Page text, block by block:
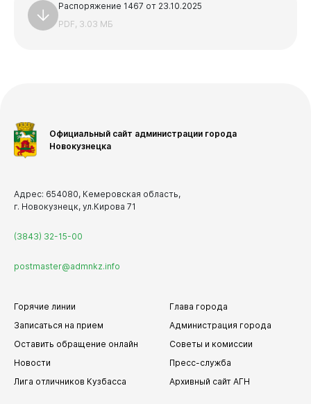
Распоряжение 1467 от 23.10.2025
PDF, 3.03 МБ
Официальный сайт администрации города
Новокузнецка
Адрес: 654080, Кемеровская область,
г. Новокузнецк, ул.Кирова 71
(3843) 32-15-00
postmaster@admnkz.info
Горячие линии
Записаться на прием
Оставить обращение онлайн
Новости
Лига отличников Кузбасса
Глава города
Администрация города
Советы и комиссии
Пресс-служба
Архивный сайт АГН